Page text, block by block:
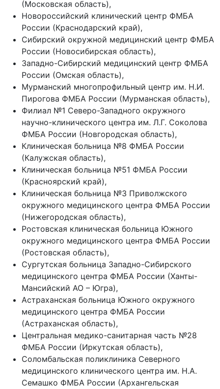
(Московская область),
Новороссийский клинический центр ФМБА
России (Краснодарский край),
Сибирский окружной медицинский центр ФМБА
России (Новосибирская область),
Западно-Сибирский медицинский центр ФМБА
России (Омская область),
Мурманский многопрофильный центр им. Н.И.
Пирогова ФМБА России (Мурманская область),
Филиал №1 Северо-Западного окружного
научно-клинического центра им. Л.Г. Соколова
ФМБА России (Новгородская область),
Клиническая больница №8 ФМБА России
(Калужская область),
Клиническая больница №51 ФМБА России
(Красноярский край),
Клиническая больница №3 Приволжского
окружного медицинского центра ФМБА России
(Нижегородская область),
Ростовская клиническая больница Южного
окружного медицинского центра ФМБА России
(Ростовская область),
Сургутская больница Западно-Сибирского
медицинского центра ФМБА России (Ханты-
Мансийский АО – Югра),
Астраханская больница Южного окружного
медицинского центра ФМБА России
(Астраханская область),
Центральная медико-санитарная часть №28
ФМБА России (Иркутская область),
Соломбальская поликлиника Северного
медицинского клинического центра им. Н.А.
Семашко ФМБА России (Архангельская